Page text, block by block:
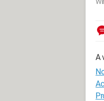
A